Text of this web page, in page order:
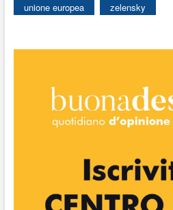
unione europea
zelensky